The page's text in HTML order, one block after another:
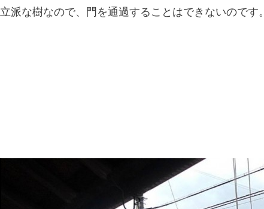
立派な樹なので、門を通過することはできないのです。